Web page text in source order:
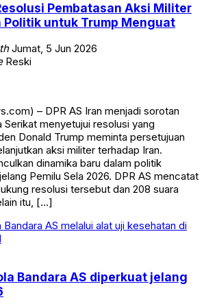
Pembatasan Aksi Militer
Politik untuk Trump Menguat
Jumat, 5 Jun 2026
Reski
– DPR AS Iran menjadi sorotan
Serikat menyetujui resolusi yang
Donald Trump meminta persetujuan
aksi militer terhadap Iran.
dinamika baru dalam politik
Pemilu Sela 2026. DPR AS mencatat
resolusi tersebut dan 208 suara
itu, […]
Bandara AS diperkuat jelang